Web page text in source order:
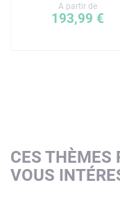
A partir de
193,99 €
CES THÈMES
VOUS